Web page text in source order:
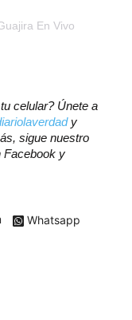
En Vivo
celular? Únete a
y
sigue nuestro
Facebook y
Whatsapp